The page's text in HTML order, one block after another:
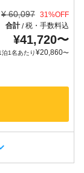
¥ 60,097 31%OFF
合計/税・手数料込
¥41,720〜
泊1名あたり¥20,860〜